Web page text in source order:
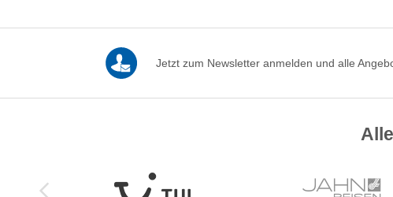
Jetzt zum Newsletter anmelden und alle